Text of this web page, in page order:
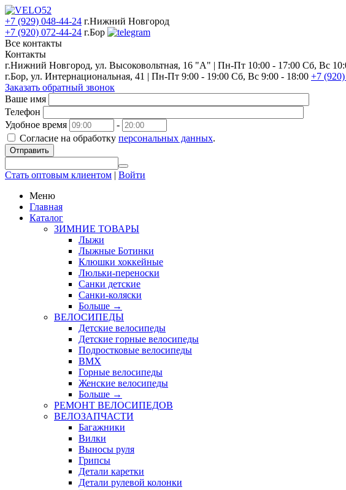
+7 (929) 048-44-24 г.Нижний Новгород
+7 (920) 072-44-24 г.Бор
Все контакты
Контакты
г.Нижний Новгород, ул. Высоковольтная, 16 "А" | Пн-Пт 10:00 - 17:00 Сб, Вс
г.Бор, ул. Интернациональная, 41 | Пн-Пт 9:00 - 19:00 Сб, Вс 9:00 - 18:00 +7
Заказать обратный звонок
Ваше имя
Телефон
Удобное время
-
Согласие на обработку персональных данных.
Отправить
Стать оптовым клиентом | Войти
Меню
Главная
Каталог
ЗИМНИЕ ТОВАРЫ
Лыжи
Лыжные Ботинки
Клюшки хоккейные
Люльки-переноски
Санки детские
Санки-коляски
Больше →
ВЕЛОСИПЕДЫ
Детские велосипеды
Детские горные велосипеды
Подростковые велосипеды
BMX
Горные велосипеды
Женские велосипеды
Больше →
РЕМОНТ ВЕЛОСИПЕДОВ
ВЕЛОЗАПЧАСТИ
Багажники
Вилки
Выносы руля
Грипсы
Детали каретки
Детали рулевой колонки